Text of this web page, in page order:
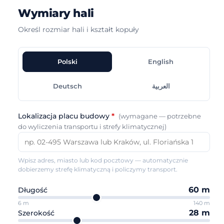
Wymiary hali
Określ rozmiar hali i kształt kopuły
Polski English
Deutsch العربية
Lokalizacja placu budowy * (wymagane — potrzebne
do wyliczenia transportu i strefy klimatycznej)
Wpisz adres, miasto lub kod pocztowy — automatycznie
dobierzemy strefę klimatyczną i policzymy transport.
Długość 60 m
6 m 140 m
Szerokość 28 m